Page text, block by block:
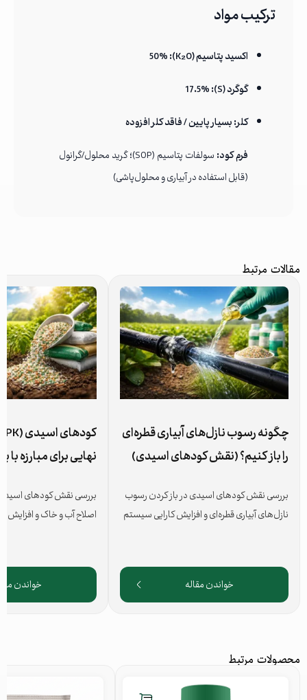
ترکیب مواد
اکسید پتاسیم (K₂O): 50%
گوگرد (S): 17.5%
کلر: بسیار پایین / فاقد کلر افزوده
فرم کود:
سولفات پتاسیم (SOP)؛ گرید محلول/گرانول
(قابل استفاده در آبیاری و محلول‌پاشی)
مقالات مرتبط
چگونه رسوب نازل‌های آبیاری قطره‌ای
را باز کنیم؟ (نقش کودهای اسیدی)
بررسی نقش کودهای اسیدی در باز کردن رسوب
نازل‌های آبیاری قطره‌ای و افزایش کارایی سیستم
خواندن مقاله
نهایی برای مبارزه
اصلاح آب و خاک و افزایش
خواندن
محصولات مرتبط